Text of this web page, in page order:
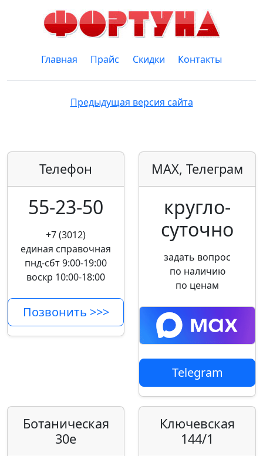
Главная Прайс Скидки Контакты
Предыдущая версия сайта
Телефон
55-23-50
+7 (3012)
единая справочная
пнд-сбт 9:00-19:00
воскр 10:00-18:00
Позвонить >>>
MAX, Телеграм
кругло­
суточно
задать вопрос
по наличию
по ценам
Telegram
Ботаническая
30е
Ключевская
144/1